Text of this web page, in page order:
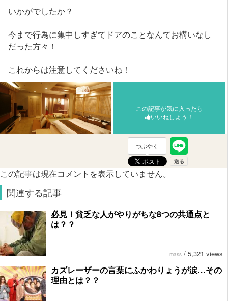
いかがでしたか？
今まで行為に集中しすぎてドアのことなんてお構いなし
だった方々！
これからは注意してくださいね！
この記事が気に入ったら
いいねしよう！
つぶやく
この記事は現在コメントを表示していません。
関連する記事
必見！貧乏な人がやりがちな8つの共通点と
は？？
mass / 5,321 views
カズレーザーの言葉にふかわりょうが涙…その
理由とは？？